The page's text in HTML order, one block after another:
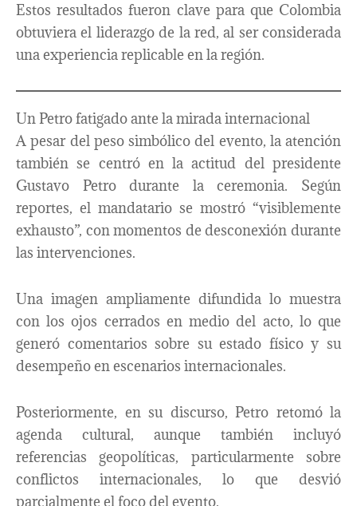
Estos resultados fueron clave para que Colombia
obtuviera el liderazgo de la red, al ser considerada
una experiencia replicable en la región.
Un Petro fatigado ante la mirada internacional
A pesar del peso simbólico del evento, la atención
también se centró en la actitud del presidente
Gustavo Petro durante la ceremonia. Según
reportes, el mandatario se mostró “visiblemente
exhausto”, con momentos de desconexión durante
las intervenciones.
Una imagen ampliamente difundida lo muestra
con los ojos cerrados en medio del acto, lo que
generó comentarios sobre su estado físico y su
desempeño en escenarios internacionales.
Posteriormente, en su discurso, Petro retomó la
agenda cultural, aunque también incluyó
referencias geopolíticas, particularmente sobre
conflictos internacionales, lo que desvió
parcialmente el foco del evento.